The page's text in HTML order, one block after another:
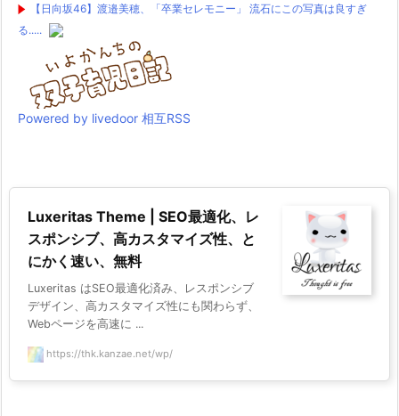
【日向坂46】渡邉美穂、「卒業セレモニー」 流石にこの写真は良すぎ
る.....
Powered by livedoor 相互RSS
Luxeritas Theme | SEO最適化、レ
スポンシブ、高カスタマイズ性、と
にかく速い、無料
Luxeritas はSEO最適化済み、レスポンシブ
デザイン、高カスタマイズ性にも関わらず、
Webページを高速に ...
https://thk.kanzae.net/wp/